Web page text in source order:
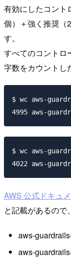
有効にしたコント
個）＋強く推奨（
す。
すべてのコントロ
字数をカウントし
$ wc aws-
$ wc aws-
AWS 公式ドキュ
と記載があるので
aws-
aws-